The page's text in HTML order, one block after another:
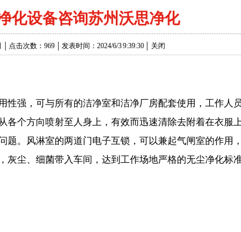
化设备咨询苏州沃思净化
点击次数：969 │ 发表时间：2024/6/3 9:39:30 │ 关闭
强，可与所有的洁净室和洁净厂房配套使用，工作人
各个方向喷射至人身上，有效而迅速清除去附着在衣服
题。风淋室的两道门电子互锁，可以兼起气闸室的作用
尘、细菌带入车间，达到工作场地严格的无尘净化标